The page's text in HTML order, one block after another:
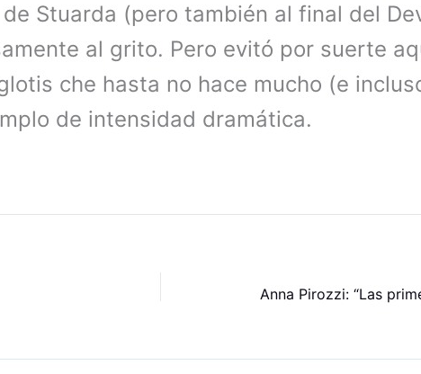
Stuarda (pero también al final del
al grito. Pero evitó por suerte
che hasta no hace mucho (e
de intensidad dramática.